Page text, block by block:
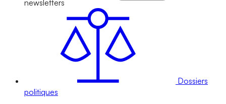
newsletters
Dossiers
politiques